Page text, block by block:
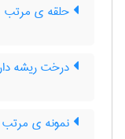
حلقه ی مرتب
درخت ریشه
نمونه ی مرتب